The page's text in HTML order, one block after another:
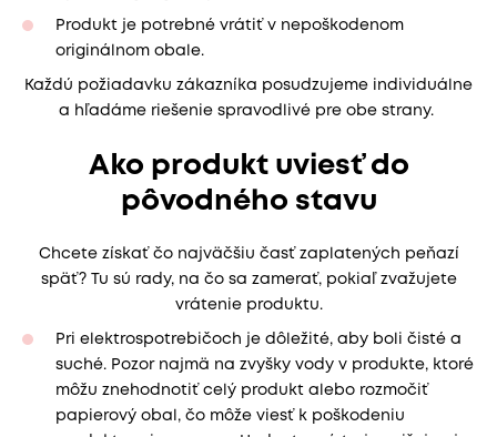
Produkt je potrebné vrátiť v nepoškodenom
originálnom obale.
Každú požiadavku zákazníka posudzujeme individuálne
a hľadáme riešenie spravodlivé pre obe strany.
Ako produkt uviesť do
pôvodného stavu
Chcete získať čo najväčšiu časť zaplatených peňazí
späť? Tu sú rady, na čo sa zamerať, pokiaľ zvažujete
vrátenie produktu.
Pri elektrospotrebičoch je dôležité, aby boli čisté a
suché. Pozor najmä na zvyšky vody v produkte, ktoré
môžu znehodnotiť celý produkt alebo rozmočiť
papierový obal, čo môže viesť k poškodeniu